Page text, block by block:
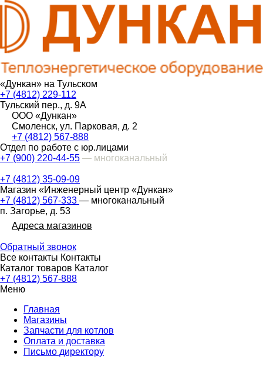
«Дункан» на Тульском
+7 (4812) 229-112
Тульский пер., д. 9А
ООО «Дункан»
Смоленск, ул. Парковая, д. 2
+7 (4812) 567-888
Отдел по работе с юр.лицами
+7 (900) 220-44-55 — многоканальный
+7 (4812) 35-09-09
Магазин «Инженерный центр «Дункан»
+7 (4812) 567-333 — многоканальный
п. Загорье, д. 53
Адреса магазинов
Обратный звонок
Все контакты Контакты
Каталог товаров Каталог
+7 (4812) 567-888
Меню
Главная
Магазины
Запчасти для котлов
Оплата и доставка
Письмо директору